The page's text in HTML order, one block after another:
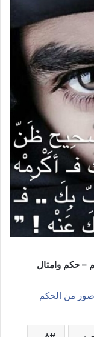
– حكم وامثال
من الحكم